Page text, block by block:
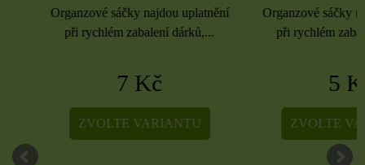
Organzové sáčky najdou uplatnění
při rychlém zabalení dárků,...
7 Kč
ZVOLTE VARIANTU
Organzové sáčky
při rychlém zabalení
5 Kč
ZVOLTE